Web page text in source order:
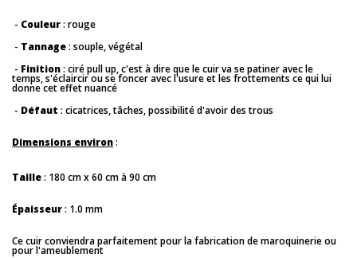
- Couleur: rouge
- Tannage: souple, végétal
- Finition: ciré pull up, c'est à dire que le cuir va se patiner avec le
temps, s'éclaircir ou se foncer avec l'usure et les frottements ce qui lui
donne cet effet nuancé
- Défaut : cicatrices, tâches, possibilité d'avoir des trous
Dimensions environ:
Taille: 180 cm x 60 cm à 90 cm
Épaisseur: 1.0 mm
Ce cuir conviendra parfaitement pour la fabrication de maroquinerie ou
pour l'ameublement